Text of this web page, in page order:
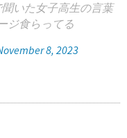
いた女子高生の言葉
ジ食らってる
8, 2023